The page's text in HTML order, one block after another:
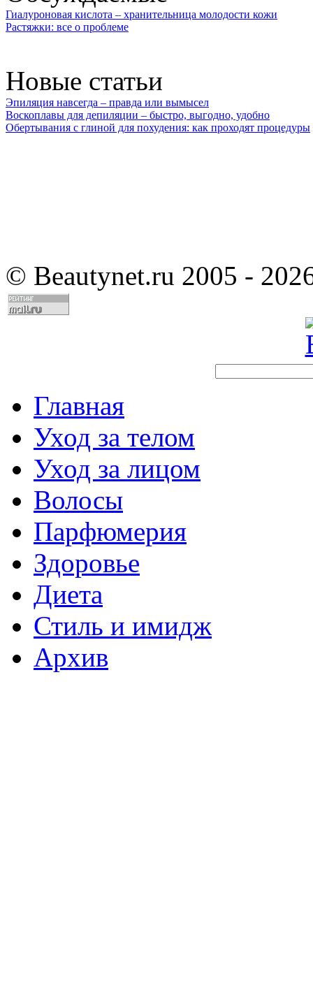
Гиалуроновая кислота – хранительница молодости кожи
Растяжки: все о проблеме
Новые статьи
Эпиляция навсегда – правда или вымысел
Воскоплавы для депиляции – быстро, выгодно, удобно
Обертывания с глиной для похудения: как проходят процедуры
© Beautynet.ru 2005 -
Главная
Уход за телом
Уход за лицом
Волосы
Парфюмерия
Здоровье
Диета
Стиль и имидж
Архив